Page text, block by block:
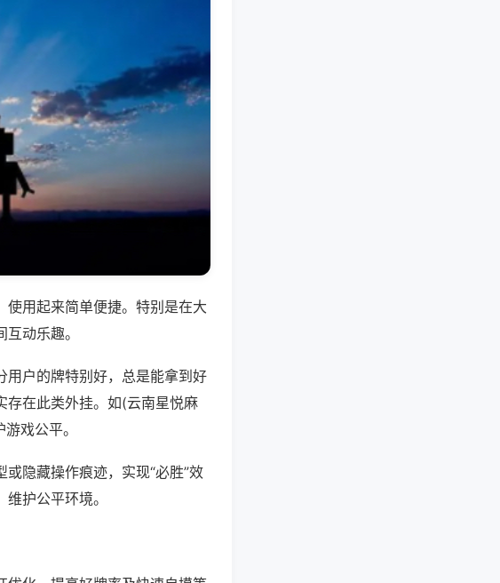
使用起来简单便捷。特别是在大
动乐趣。
用户的牌特别好，总是能拿到好
存在此类外挂。如(云南星悦麻
戏公平。
隐藏操作痕迹，实现“必胜”效
护公平环境。